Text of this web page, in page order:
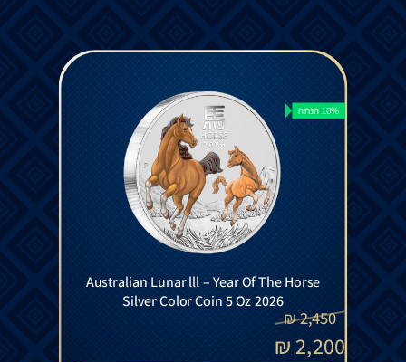
10% הנחה
Australian Lunar lll – Year Of The Horse
Silver Color Coin 5 Oz 2026
2,450
₪
2,200
₪